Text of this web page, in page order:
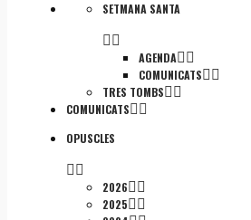
SETMANA SANTA
AGENDA
COMUNICATS
TRES TOMBS
COMUNICATS
OPUSCLES
2026
2025